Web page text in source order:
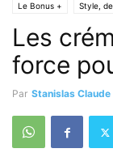
Le Bonus + Style,
Les
force
Par Stanislas Claude